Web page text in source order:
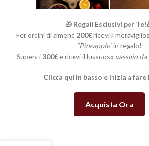
🎁 Regali Esclusivi per
Per ordini di almeno 200€ricevi il
"Pineapple"in regalo!
Supera i300€e ricevi il lussuoso vassoio
Clicca qui in basso e inizia a
Acquista Ora